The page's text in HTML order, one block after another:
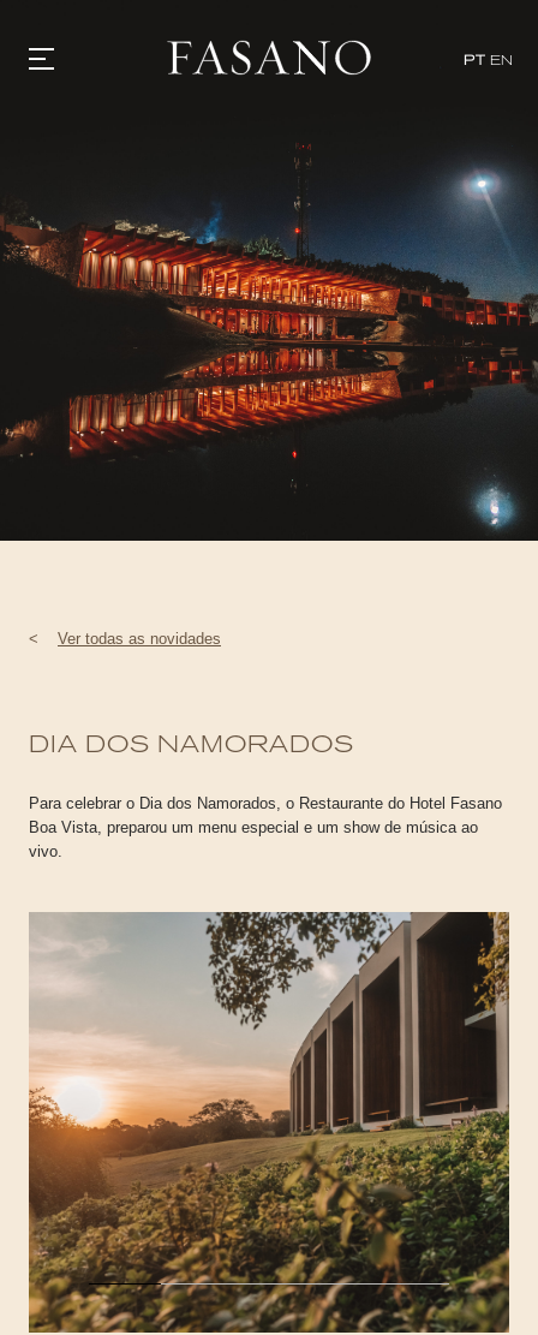
PT EN
EVENTOS
VILLAS
SHOP | SELEZIONE
WHAT'S COOKING
SUSTENTABILIDADE
CONTATO
< Ver todas as novidades
DIA DOS NAMORADOS
Para celebrar o Dia dos Namorados, o Restaurante do Hotel Fasano
Boa Vista, preparou um menu especial e um show de música ao
vivo.